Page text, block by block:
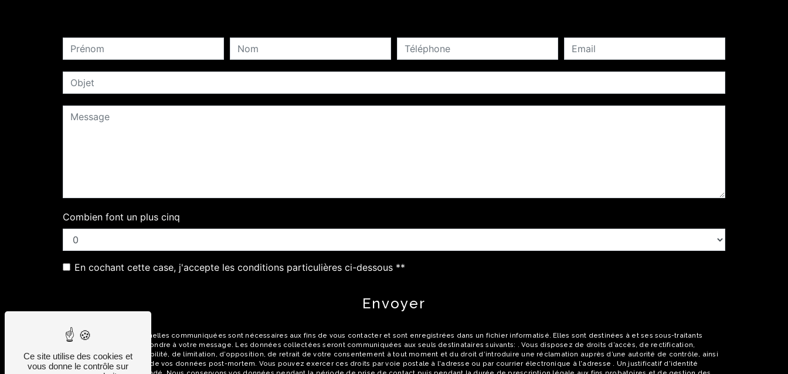
Combien font un plus cinq
En cochant cette case, j'accepte les conditions particulières ci-dessous **
Envoyer
** Les données personnelles communiquées sont nécessaires aux fins de vous contacter et sont enregistrées dans un fichier informatisé. Elles sont destinées à et ses sous-traitants
dans le seul but de répondre à votre message. Les données collectées seront communiquées aux seuls destinataires suivants: . Vous disposez de droits d’accès, de rectification,
d’effacement, de portabilité, de limitation, d’opposition, de retrait de votre consentement à tout moment et du droit d’introduire une réclamation auprès d’une autorité de contrôle, ainsi
que d’organiser le sort de vos données post-mortem. Vous pouvez exercer ces droits par voie postale à l'adresse ou par courrier électronique à l'adresse . Un justificatif d'identité
Ce site utilise des cookies et
vous donne le contrôle sur